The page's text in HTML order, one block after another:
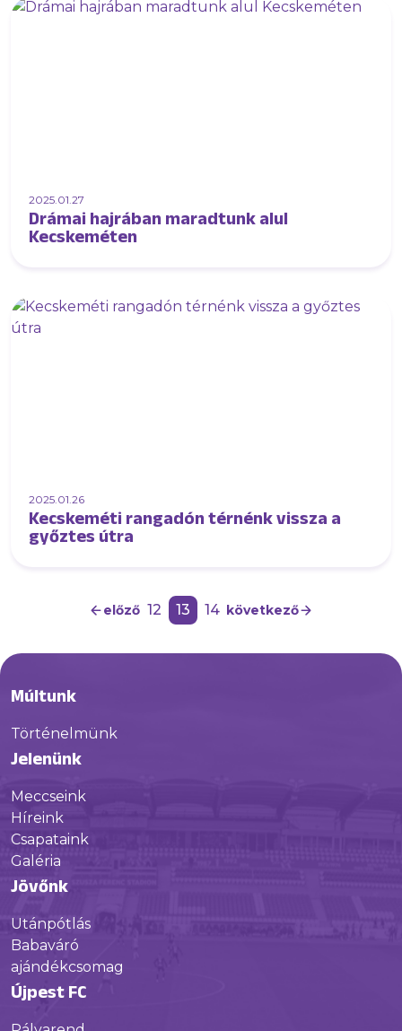
2025.01.27
Drámai hajrában maradtunk alul
Kecskeméten
2025.01.26
Kecskeméti rangadón térnénk vissza a
győztes útra
előző 12 13 14 következő
Múltunk
Történelmünk
Jelenünk
Meccseink
Híreink
Csapataink
Galéria
Jövőnk
Utánpótlás
Babaváró
ajándékcsomag
Újpest FC